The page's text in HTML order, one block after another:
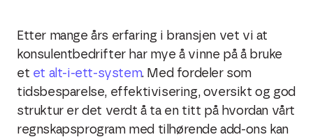
Etter mange års erfaring i bransjen vet vi at
konsulentbedrifter har mye å vinne på å bruke
et et alt-i-ett-system. Med fordeler som
tidsbesparelse, effektivisering, oversikt og god
struktur er det verdt å ta en titt på hvordan vårt
regnskapsprogram med tilhørende add-ons kan